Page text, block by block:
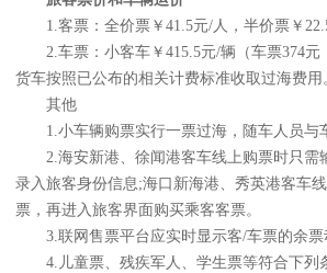
1.客票：全价票￥41.5元/人，半价票￥
2.车票：小客车￥415.5元/辆（车票374元
货车按照已公布的相关计费标准收取过海费用
其他
1.小车辆购票实行一票过海，随车人员与
2.海安新港、徐闻港客车线上购票时只需
录入旅客身份信息;海口新海港、秀英港客车
票，再进入旅客界面购买乘客客票。
3.联网售票平台应实时显示客/车票的余票
4.儿童票、残疾军人、学生票等符合下列